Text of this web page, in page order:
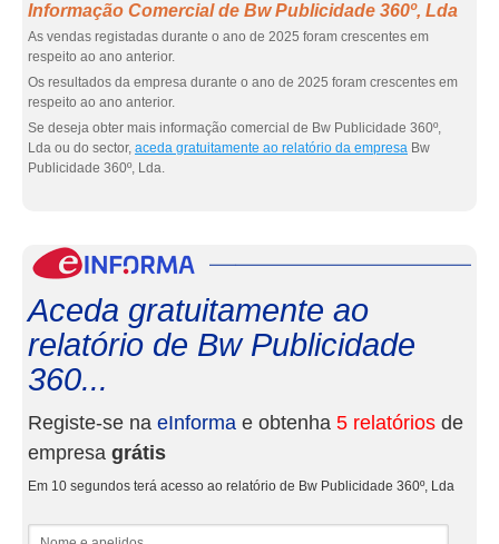
Informação Comercial de Bw Publicidade 360º, Lda
As vendas registadas durante o ano de 2025 foram crescentes em
respeito ao ano anterior.
Os resultados da empresa durante o ano de 2025 foram crescentes em
respeito ao ano anterior.
Se deseja obter mais informação comercial de Bw Publicidade 360º,
Lda ou do sector, aceda gratuitamente ao relatório da empresa Bw
Publicidade 360º, Lda.
Aceda gratuitamente ao
relatório de Bw Publicidade
360...
Registe-se na eInforma e obtenha 5 relatórios de
empresa grátis
Em 10 segundos terá acesso ao relatório de Bw Publicidade 360º, Lda